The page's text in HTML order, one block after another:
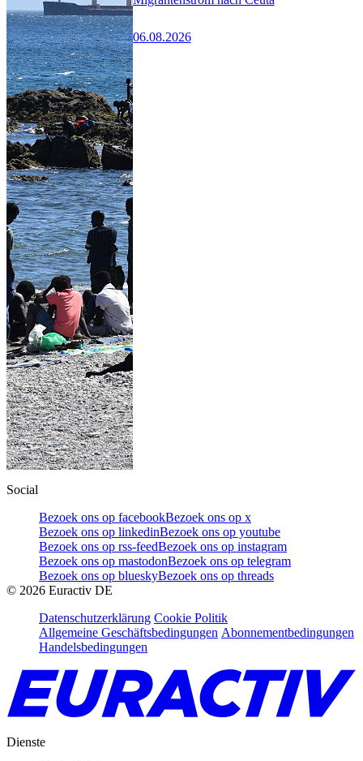
06.08.2026
Social
Bezoek ons op facebookBezoek ons op x
Bezoek ons op linkedinBezoek ons op youtube
Bezoek ons op rss-feedBezoek ons op instagram
Bezoek ons op mastodonBezoek ons op telegram
Bezoek ons op blueskyBezoek ons op threads
© 2026 Euractiv DE
Datenschutzerklärung Cookie Politik
Allgemeine Geschäftsbedingungen Abonnementbedingungen
Handelsbedingungen
Dienste